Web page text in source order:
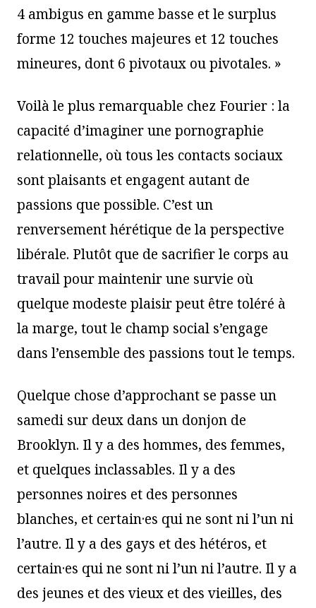
4 ambigus en gamme basse et le surplus
forme 12 touches majeures et 12 touches
mineures, dont 6 pivotaux ou pivotales. »
Voilà le plus remarquable chez Fourier : la
capacité d’imaginer une pornographie
relationnelle, où tous les contacts sociaux
sont plaisants et engagent autant de
passions que possible. C’est un
renversement hérétique de la perspective
libérale. Plutôt que de sacrifier le corps au
travail pour maintenir une survie où
quelque modeste plaisir peut être toléré à
la marge, tout le champ social s’engage
dans l’ensemble des passions tout le temps.
Quelque chose d’approchant se passe un
samedi sur deux dans un donjon de
Brooklyn. Il y a des hommes, des femmes,
et quelques inclassables. Il y a des
personnes noires et des personnes
blanches, et certain·es qui ne sont ni l’un ni
l’autre. Il y a des gays et des hétéros, et
certain·es qui ne sont ni l’un ni l’autre. Il y a
des jeunes et des vieux et des vieilles, des